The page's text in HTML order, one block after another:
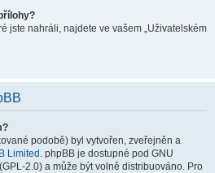
jste nahráli, najdete ve vašem „Uživatelském
podobě) byl vytvořen, zveřejněn a
Limited . phpBB je dostupné pod GNU
2.0) a může být volně distribuováno. Pro